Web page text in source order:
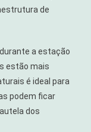
de
a estação
estão mais
é ideal para
podem ficar
dos